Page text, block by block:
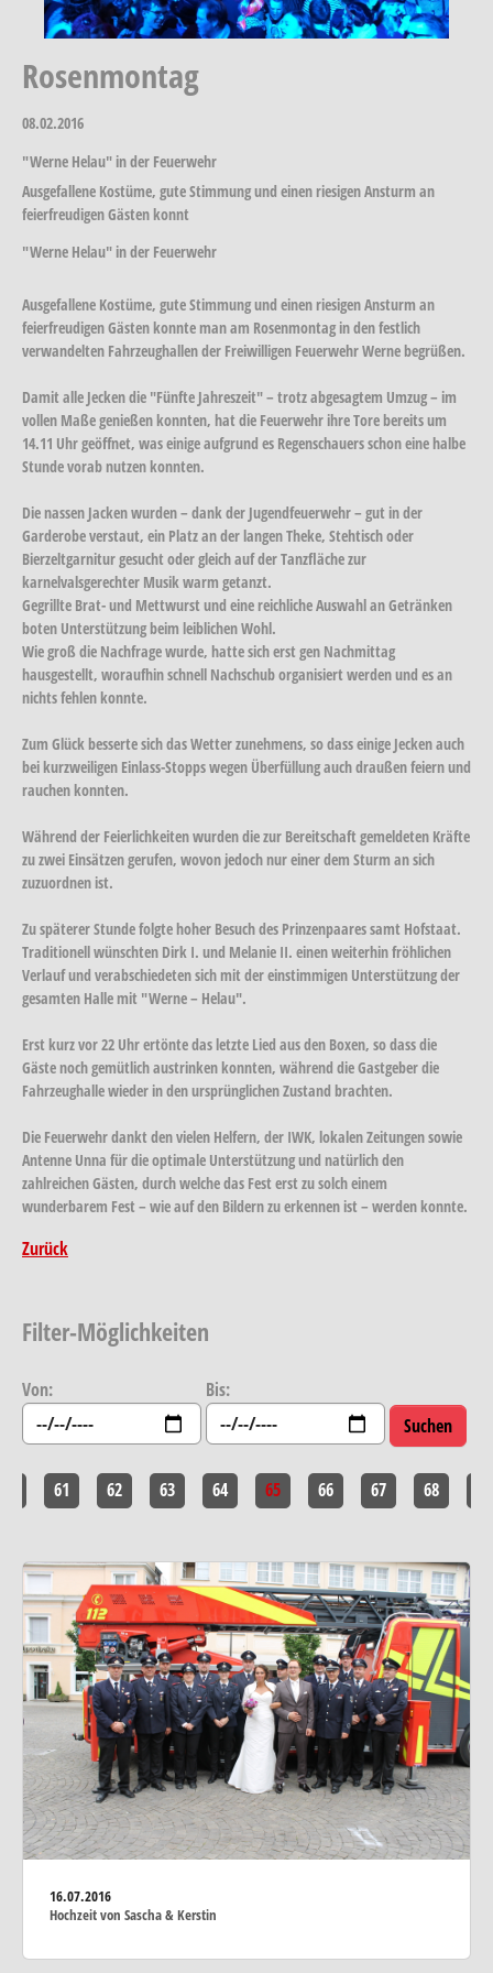
Rosenmontag
08.02.2016
"Werne Helau" in der Feuerwehr
Ausgefallene Kostüme, gute Stimmung und einen riesigen Ansturm an
feierfreudigen Gästen konnt
"Werne Helau" in der Feuerwehr
Ausgefallene Kostüme, gute Stimmung und einen riesigen Ansturm an
feierfreudigen Gästen konnte man am Rosenmontag in den festlich
verwandelten Fahrzeughallen der Freiwilligen Feuerwehr Werne begrüßen.
Damit alle Jecken die "Fünfte Jahreszeit" – trotz abgesagtem Umzug – im
vollen Maße genießen konnten, hat die Feuerwehr ihre Tore bereits um
14.11 Uhr geöffnet, was einige aufgrund es Regenschauers schon eine halbe
Stunde vorab nutzen konnten.
Die nassen Jacken wurden – dank der Jugendfeuerwehr – gut in der
Garderobe verstaut, ein Platz an der langen Theke, Stehtisch oder
Bierzeltgarnitur gesucht oder gleich auf der Tanzfläche zur
karnelvalsgerechter Musik warm getanzt.
Gegrillte Brat- und Mettwurst und eine reichliche Auswahl an Getränken
boten Unterstützung beim leiblichen Wohl.
Wie groß die Nachfrage wurde, hatte sich erst gen Nachmittag
hausgestellt, woraufhin schnell Nachschub organisiert werden und es an
nichts fehlen konnte.
Zum Glück besserte sich das Wetter zunehmens, so dass einige Jecken auch
bei kurzweiligen Einlass-Stopps wegen Überfüllung auch draußen feiern und
rauchen konnten.
Während der Feierlichkeiten wurden die zur Bereitschaft gemeldeten Kräfte
zu zwei Einsätzen gerufen, wovon jedoch nur einer dem Sturm an sich
zuzuordnen ist.
Zu späterer Stunde folgte hoher Besuch des Prinzenpaares samt Hofstaat.
Traditionell wünschten Dirk I. und Melanie II. einen weiterhin fröhlichen
Verlauf und verabschiedeten sich mit der einstimmigen Unterstützung der
gesamten Halle mit "Werne – Helau".
Erst kurz vor 22 Uhr ertönte das letzte Lied aus den Boxen, so dass die
Gäste noch gemütlich austrinken konnten, während die Gastgeber die
Fahrzeughalle wieder in den ursprünglichen Zustand brachten.
Die Feuerwehr dankt den vielen Helfern, der IWK, lokalen Zeitungen sowie
Antenne Unna für die optimale Unterstützung und natürlich den
zahlreichen Gästen, durch welche das Fest erst zu solch einem
wunderbarem Fest – wie auf den Bildern zu erkennen ist – werden konnte.
Zurück
Filter-Möglichkeiten
Von: Bis:
61 62 63 64 65 66 67 68
16.07.2016
Hochzeit von Sascha & Kerstin